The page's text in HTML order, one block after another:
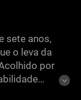
sete anos,
o leva da
por